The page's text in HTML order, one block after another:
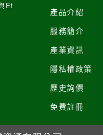
Et
產品介紹
服務簡介
產業資訊
隱私權政策
歷史詢價
免費註冊